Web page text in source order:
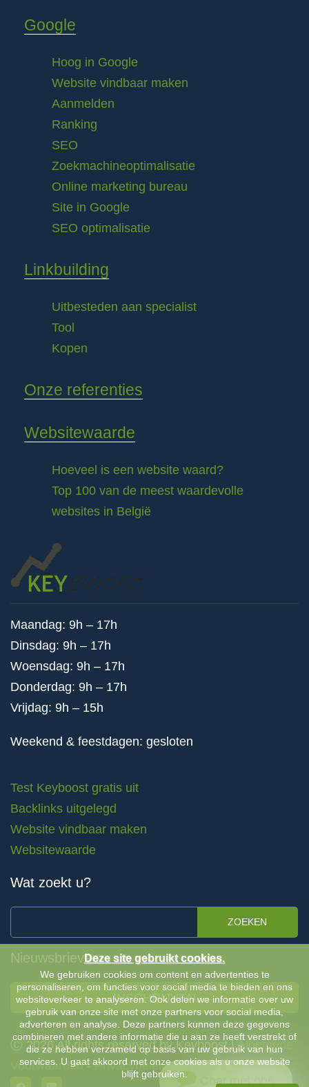
Google
Hoog in Google
Website vindbaar maken
Aanmelden
Ranking
SEO
Zoekmachineoptimalisatie
Online marketing bureau
Site in Google
SEO optimalisatie
Linkbuilding
Uitbesteden aan specialist
Tool
Kopen
Onze referenties
Websitewaarde
Hoeveel is een website waard?
Top 100 van de meest waardevolle
websites in België
Maandag: 9h – 17h
Dinsdag: 9h – 17h
Woensdag: 9h – 17h
Donderdag: 9h – 17h
Vrijdag: 9h – 15h
Weekend & feestdagen: gesloten
Test Keyboost gratis uit
Backlinks uitgelegd
Website vindbaar maken
Websitewaarde
Wat zoekt u?
ZOEKEN
Nieuwsbrieven
INSCHRIJVEN
Ⓒ 2026 All rights reserved by Keyboost |Algemene
Voorwaarden-Privacybeleid
Chat met ons
Deze site gebruikt cookies.
We gebruiken cookies om content en advertenties te
personaliseren, om functies voor social media te bieden en ons
websiteverkeer te analyseren. Ook delen we informatie over uw
gebruik van onze site met onze partners voor social media,
adverteren en analyse. Deze partners kunnen deze gegevens
combineren met andere informatie die u aan ze heeft verstrekt of
die ze hebben verzameld op basis van uw gebruik van hun
services. U gaat akkoord met onze cookies als u onze website
blijft gebruiken.